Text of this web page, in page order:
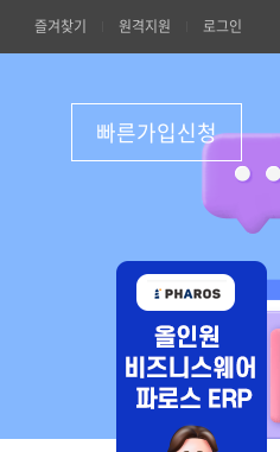
즐겨찾기 원격지원 로그인
빠른가입신청